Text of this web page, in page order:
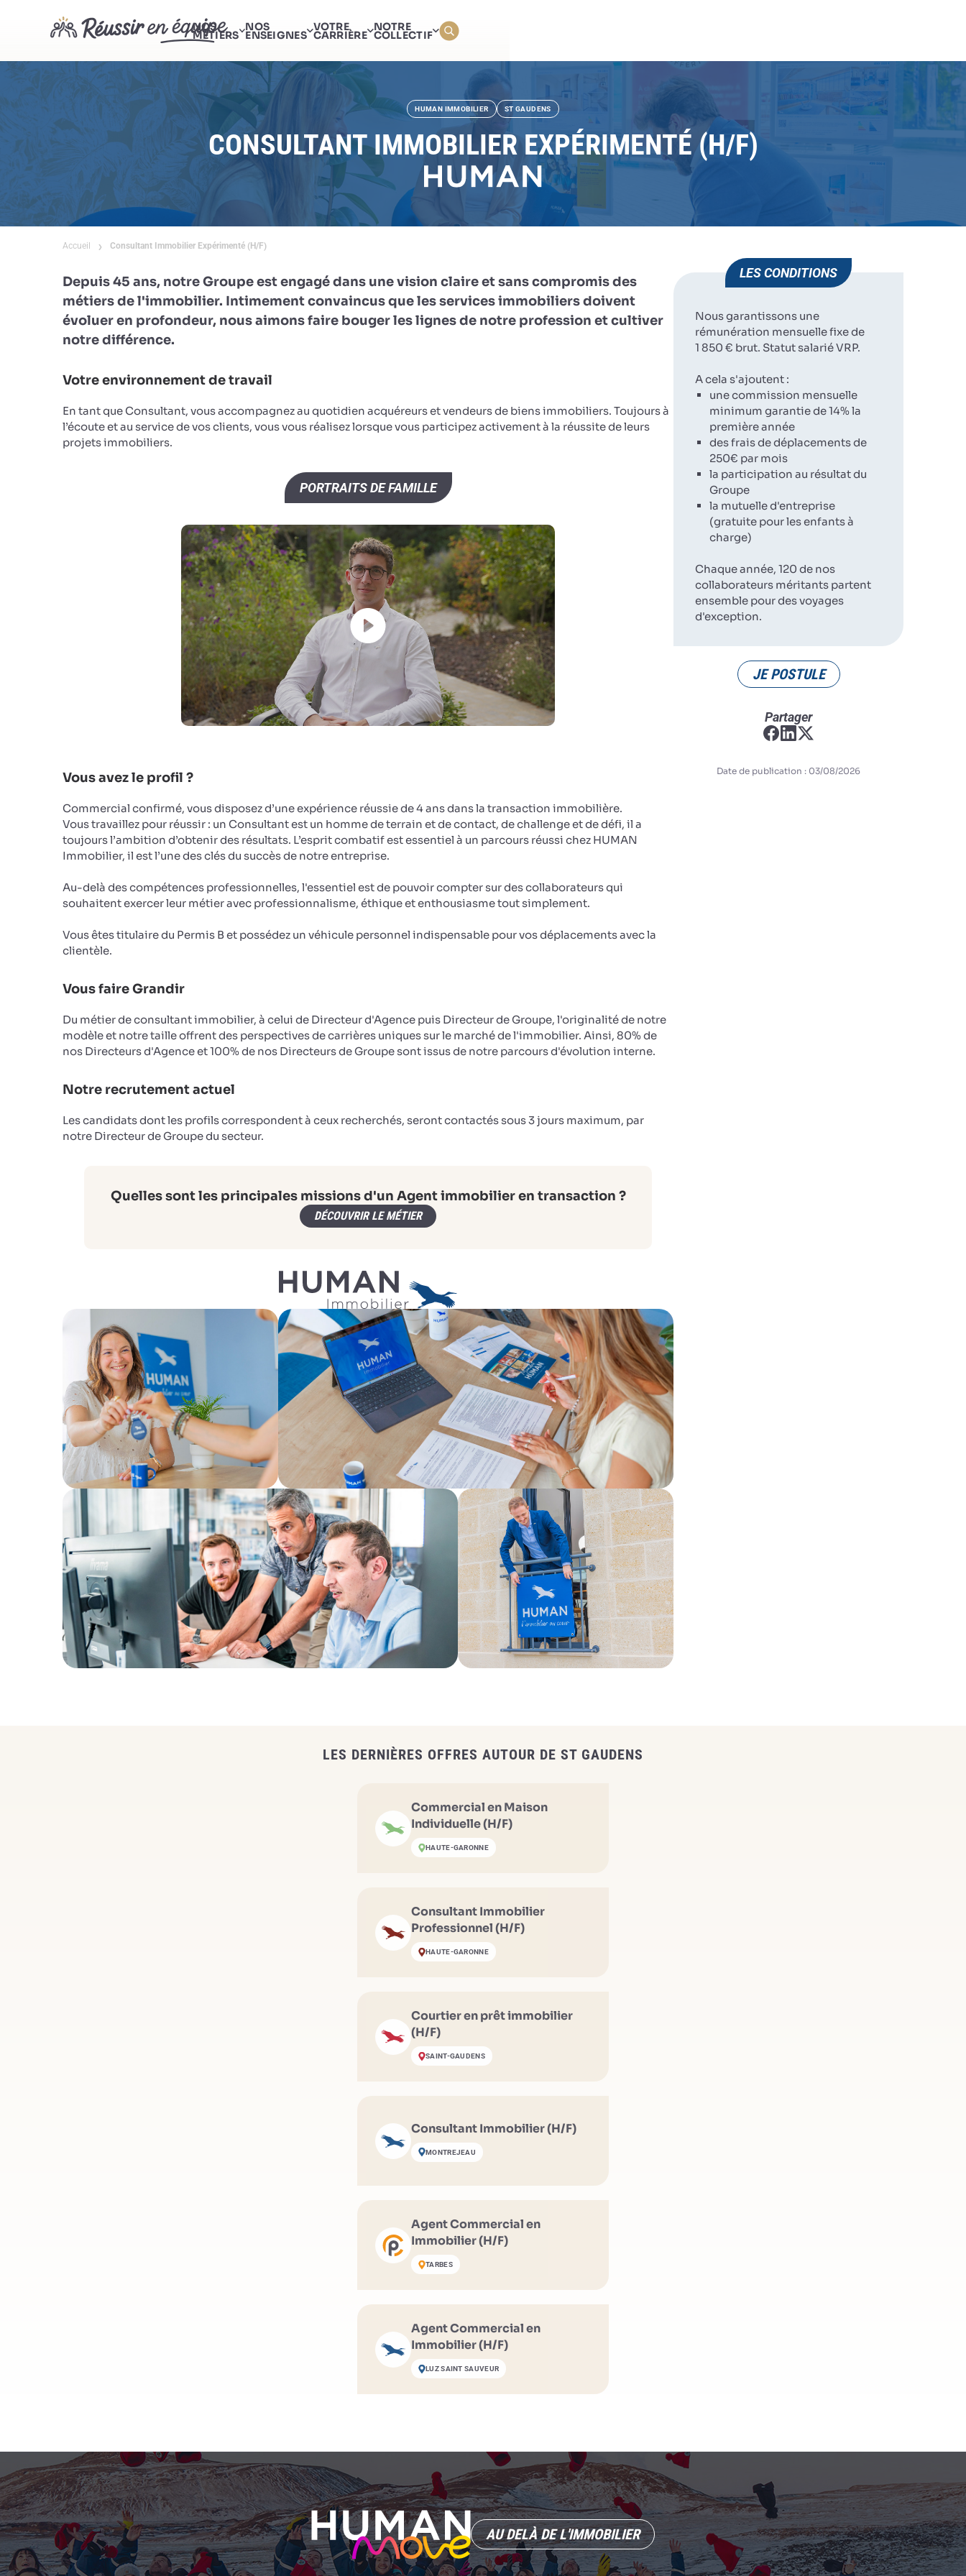
NOS
MÉTIERS
NOS
ENSEIGNES
VOTRE
CARRIÈRE
NOTRE
COLLECTIF
HUMAN IMMOBILIER ST GAUDENS
CONSULTANT IMMOBILIER EXPÉRIMENTÉ (H/F)
Accueil Consultant Immobilier Expérimenté (H/F)
Depuis 45 ans, notre Groupe est engagé dans une vision claire et sans compromis des
métiers de l'immobilier. Intimement convaincus que les services immobiliers doivent
évoluer en profondeur, nous aimons faire bouger les lignes de notre profession et cultiver
notre différence.
Votre environnement de travail
En tant que Consultant, vous accompagnez au quotidien acquéreurs et vendeurs de biens immobiliers. Toujours à
l’écoute et au service de vos clients, vous vous réalisez lorsque vous participez activement à la réussite de leurs
projets immobiliers.
PORTRAITS DE FAMILLE
Vous avez le profil ?
Commercial confirmé, vous disposez d’une expérience réussie de 4 ans dans la transaction immobilière.
Vous travaillez pour réussir : un Consultant est un homme de terrain et de contact, de challenge et de défi, il a
toujours l’ambition d’obtenir des résultats. L’esprit combatif est essentiel à un parcours réussi chez HUMAN
Immobilier, il est l’une des clés du succès de notre entreprise.
Au-delà des compétences professionnelles, l'essentiel est de pouvoir compter sur des collaborateurs qui
souhaitent exercer leur métier avec professionnalisme, éthique et enthousiasme tout simplement.
Vous êtes titulaire du Permis B et possédez un véhicule personnel indispensable pour vos déplacements avec la
clientèle.
Vous faire Grandir
Du métier de consultant immobilier, à celui de Directeur d'Agence puis Directeur de Groupe, l'originalité de notre
modèle et notre taille offrent des perspectives de carrières uniques sur le marché de l'immobilier. Ainsi, 80% de
nos Directeurs d'Agence et 100% de nos Directeurs de Groupe sont issus de notre parcours d'évolution interne.
Notre recrutement actuel
Les candidats dont les profils correspondent à ceux recherchés, seront contactés sous 3 jours maximum, par
notre Directeur de Groupe du secteur.
Quelles sont les principales missions d'un Agent immobilier en transaction ?
DÉCOUVRIR LE MÉTIER
LES CONDITIONS
Nous garantissons une
rémunération mensuelle fixe de
1 850 € brut. Statut salarié VRP.
A cela s'ajoutent :
une commission mensuelle
minimum garantie de 14% la
première année
des frais de déplacements de
250€ par mois
la participation au résultat du
Groupe
la mutuelle d'entreprise
(gratuite pour les enfants à
charge)
Chaque année, 120 de nos
collaborateurs méritants partent
ensemble pour des voyages
d'exception.
JE POSTULE
Partager
Date de publication : 03/08/2026
LES DERNIÈRES OFFRES AUTOUR DE ST GAUDENS
Commercial en Maison
Individuelle (H/F)
HAUTE-GARONNE
Consultant Immobilier
Professionnel (H/F)
HAUTE-GARONNE
Courtier en prêt immobilier
(H/F)
SAINT-GAUDENS
Consultant Immobilier (H/F)
MONTREJEAU
Agent Commercial en
Immobilier (H/F)
TARBES
Agent Commercial en
Immobilier (H/F)
LUZ SAINT SAUVEUR
AU DELÀ DE L'IMMOBILIER